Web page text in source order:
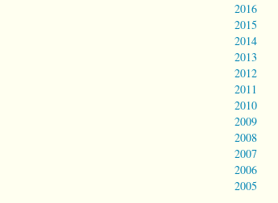
2016
2015
2014
2013
2012
2011
2010
2009
2008
2007
2006
2005